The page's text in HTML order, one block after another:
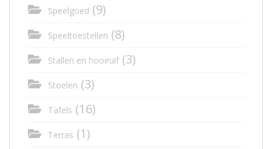
Speelgoed (9)
Speeltoestellen (8)
Stallen en hooiruif(3)
Stoelen (3)
Tafels (16)
Terras (1)